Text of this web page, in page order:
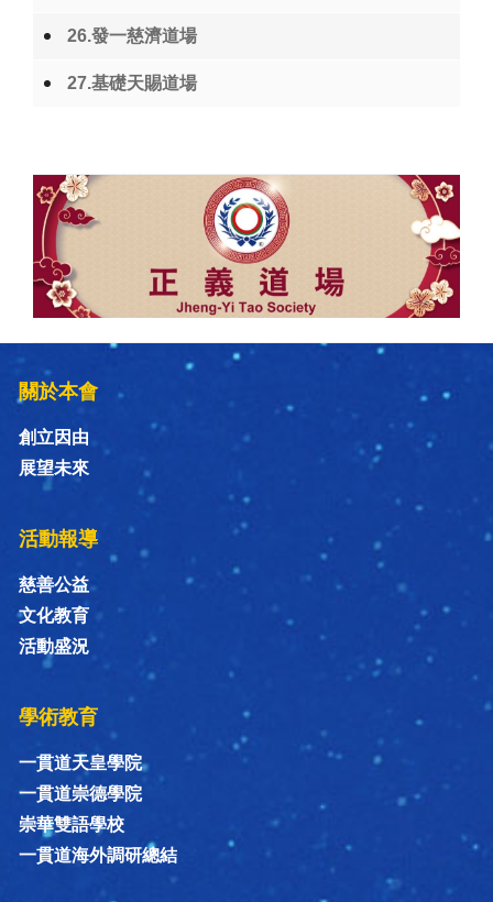
26.發一慈濟道場
27.基礎天賜道場
關於本會
創立因由
展望未來
活動報導
慈善公益
文化教育
活動盛況
學術教育
一貫道天皇學院
一貫道崇德學院
崇華雙語學校
一貫道海外調研總結